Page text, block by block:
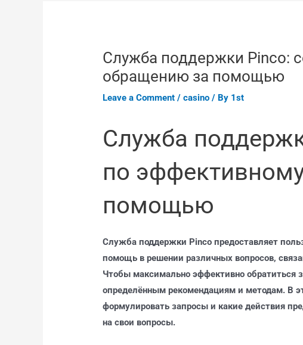
Служба поддержки Pinco:
обращению за помощью
Leave a Comment /casino / By 1st
Служба
по
помощью
Служба поддержки Pinco предоставляет
помощь в решении различных вопросов,
Чтобы максимально эффективно обратиться
определённым рекомендациям и методам. В
формулировать запросы и какие действия
на свои вопросы.